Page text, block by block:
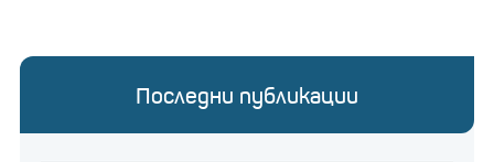
Последни публикации